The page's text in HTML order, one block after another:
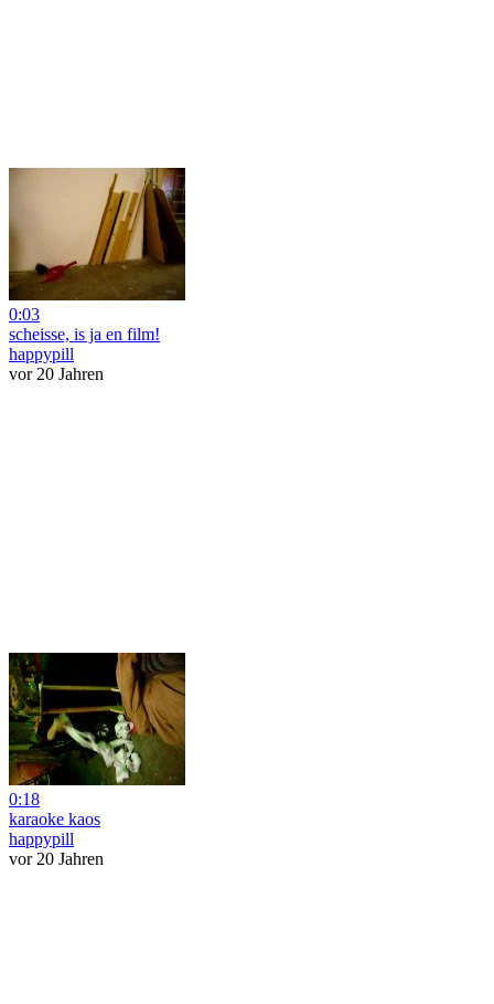
0:03
scheisse, is ja en film!
happypill
vor 20 Jahren
0:18
karaoke kaos
happypill
vor 20 Jahren